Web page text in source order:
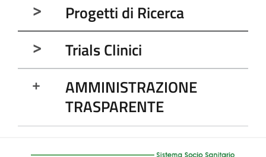
Progetti di Ricerca
Trials Clinici
AMMINISTRAZIONE
TRASPARENTE